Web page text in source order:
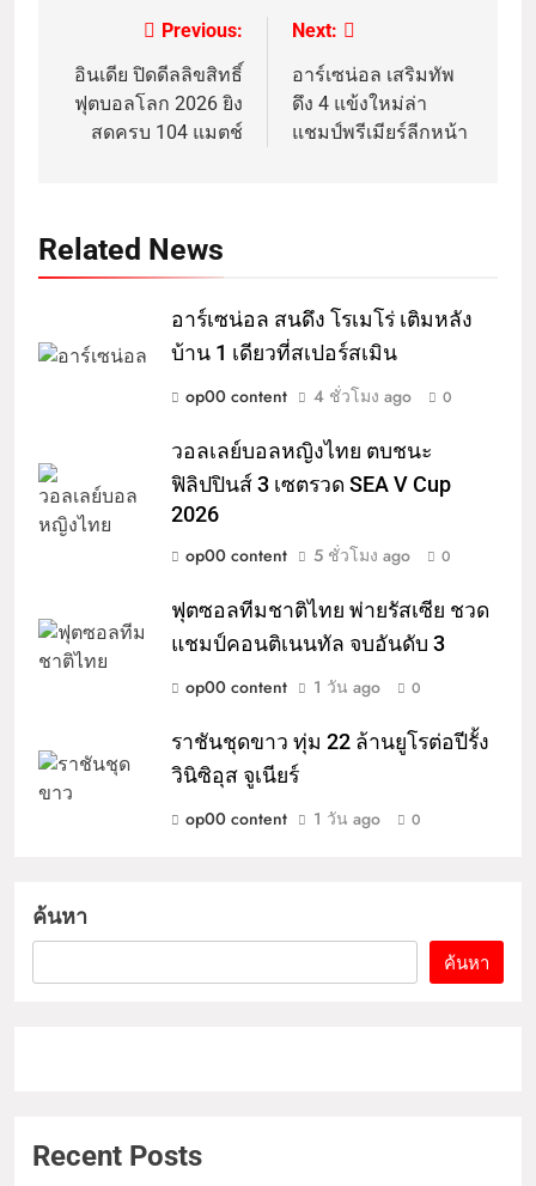
Previous:
อินเดีย ปิดดีลลิขสิทธิ์
ฟุตบอลโลก 2026 ยิง
สดครบ 104 แมตช์
Next:
อาร์เซน่อล เสริมทัพ
ดึง 4 แข้งใหม่ล่า
แชมป์พรีเมียร์ลีกหน้า
Related News
อาร์เซน่อล สนดึง โรเมโร่ เติมหลัง
บ้าน 1 เดียวที่สเปอร์สเมิน
op00 content
4 ชั่วโมง ago 0
วอลเลย์บอลหญิงไทย ตบชนะ
ฟิลิปปินส์ 3 เซตรวด SEA V Cup
2026
op00 content
5 ชั่วโมง ago 0
ฟุตซอลทีมชาติไทย พ่ายรัสเซีย ชวด
แชมป์คอนติเนนทัล จบอันดับ 3
op00 content
1 วัน ago 0
ราชันชุดขาว ทุ่ม 22 ล้านยูโรต่อปีรั้ง
วินิซิอุส จูเนียร์
op00 content
1 วัน ago 0
ค้นหา
ค้นหา
Recent Posts